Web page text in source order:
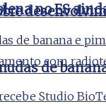
no ES
de